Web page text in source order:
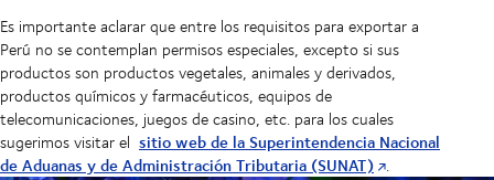
Es importante aclarar que entre los requisitos para exportar a
Perú no se contemplan permisos especiales, excepto si sus
productos son productos vegetales, animales y derivados,
productos químicos y farmacéuticos, equipos de
telecomunicaciones, juegos de casino, etc. para los cuales
sugerimos visitar el sitio web de la Superintendencia Nacional
de Aduanas y de Administración Tributaria (SUNAT) .